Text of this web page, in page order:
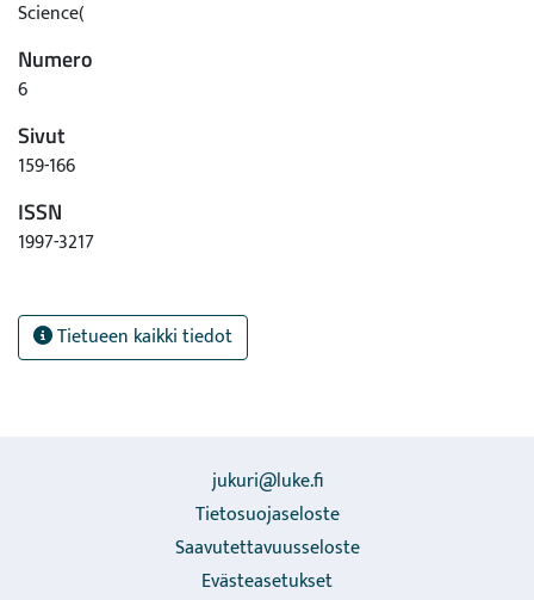
Science(
Numero
6
Sivut
159-166
ISSN
1997-3217
Tietueen kaikki tiedot
jukuri@luke.fi
Tietosuojaseloste
Saavutettavuusseloste
Evästeasetukset